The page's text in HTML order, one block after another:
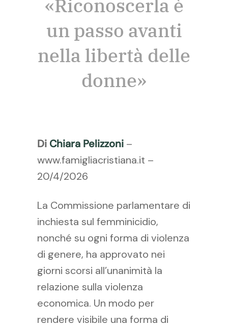
«Riconoscerla è
un passo avanti
nella libertà delle
donne»
Di Chiara Pelizzoni –
www.famigliacristiana.it –
20/4/2026
La Commissione parlamentare di
inchiesta sul femminicidio,
nonché su ogni forma di violenza
di genere, ha approvato nei
giorni scorsi all’unanimità la
relazione sulla violenza
economica. Un modo per
rendere visibile una forma di